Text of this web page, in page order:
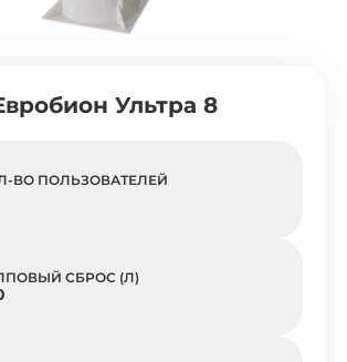
Ультра 8
ВО ПОЛЬЗОВАТЕЛЕЙ
СБРОС (Л)